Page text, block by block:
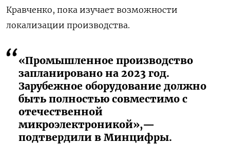
Кравченко, пока изучает возможности
локализации производства.
«Промышленное производство
запланировано на 2023 год.
Зарубежное оборудование должно
быть полностью совместимо с
отечественной
микроэлектроникой»,—
подтвердили в Минцифры.